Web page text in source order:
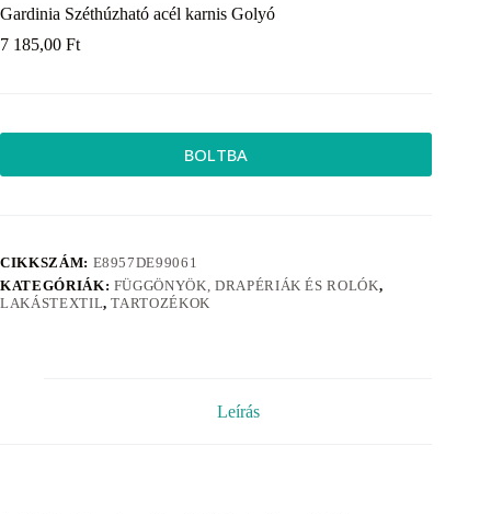
Gardinia Széthúzható acél karnis Golyó
7 185,00 Ft
BOLTBA
CIKKSZÁM: E8957DE99061
KATEGÓRIÁK: FÜGGÖNYÖK, DRAPÉRIÁK ÉS ROLÓK,
LAKÁSTEXTIL,TARTOZÉKOK
Leírás